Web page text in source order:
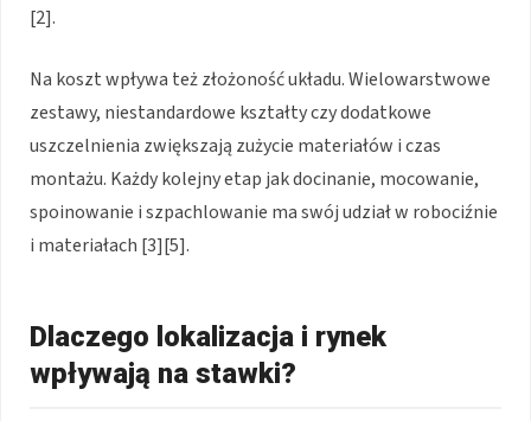
[2].
Na koszt wpływa też złożoność układu. Wielowarstwowe
zestawy, niestandardowe kształty czy dodatkowe
uszczelnienia zwiększają zużycie materiałów i czas
montażu. Każdy kolejny etap jak docinanie, mocowanie,
spoinowanie i szpachlowanie ma swój udział w robociźnie
i materiałach [3][5].
Dlaczego lokalizacja i rynek
wpływają na stawki?